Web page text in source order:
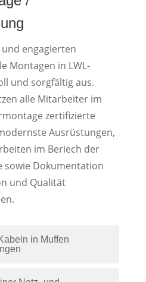
engagierten
Montagen in LWL-
und sorgfältig aus.
alle Mitarbeiter im
zertifizierte
Ausrüstungen,
im Beriech der
sowie Dokumentation
und Qualität
in Muffen